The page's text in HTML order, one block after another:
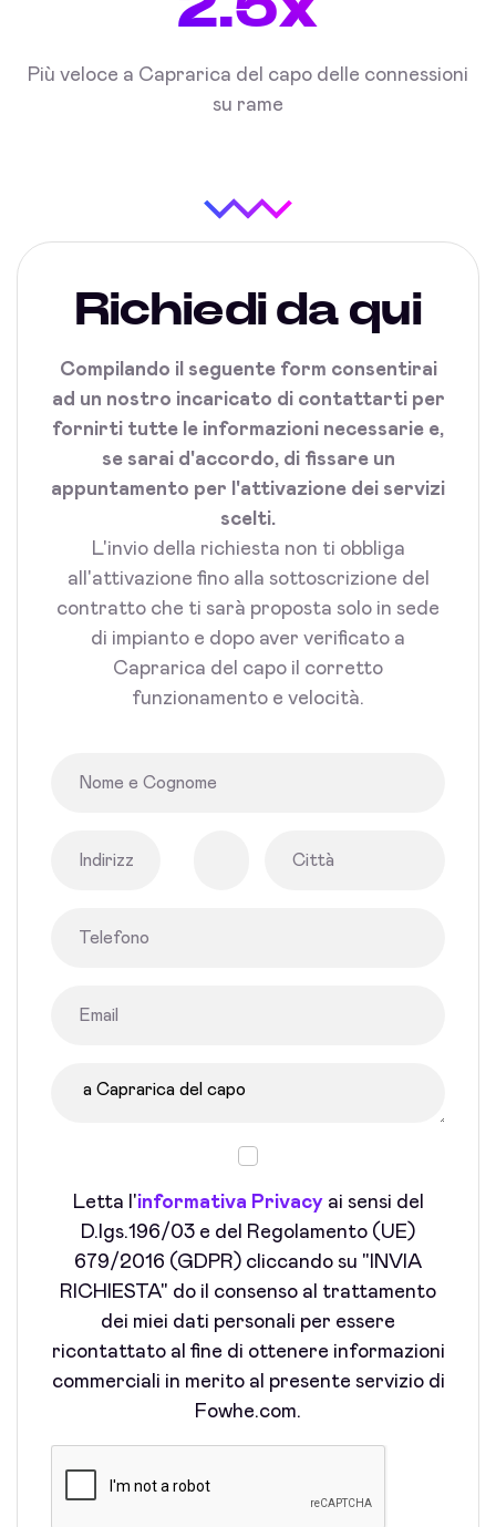
Più veloce a Caprarica del capo delle connessioni
su rame
Richiedi da qui
Compilando il seguente form consentirai
ad un nostro incaricato di contattarti per
fornirti tutte le informazioni necessarie e,
se sarai d'accordo, di fissare un
appuntamento per l'attivazione dei servizi
scelti.
L'invio della richiesta non ti obbliga
all'attivazione fino alla sottoscrizione del
contratto che ti sarà proposta solo in sede
di impianto e dopo aver verificato a
Caprarica del capo il corretto
funzionamento e velocità.
Letta l'informativa Privacyai sensi del
D.lgs.196/03 e del Regolamento (UE)
679/2016 (GDPR) cliccando su "INVIA
RICHIESTA" do il consenso al trattamento
dei miei dati personali per essere
ricontattato al fine di ottenere informazioni
commerciali in merito al presente servizio di
Fowhe.com.